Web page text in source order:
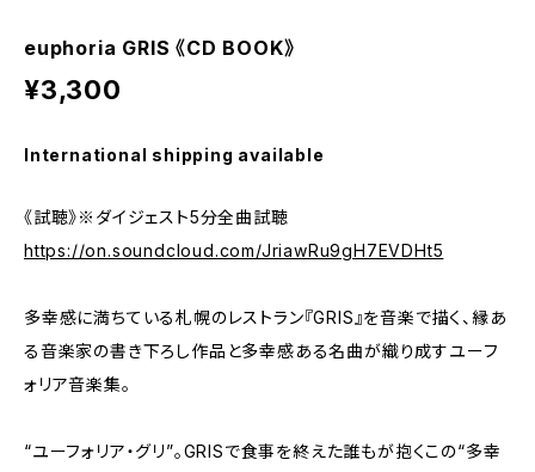
euphoria GRIS 《CD BOOK》
¥3,300
International shipping available
《試聴》※ダイジェスト5分全曲試聴
https://on.soundcloud.com/JriawRu9gH7EVDHt5
多幸感に満ちている札幌のレストラン『GRIS』を音楽で描く、縁あ
る音楽家の書き下ろし作品と多幸感ある名曲が織り成すユーフ
ォリア音楽集。
“ユーフォリア・グリ”。GRISで食事を終えた誰もが抱くこの“多幸